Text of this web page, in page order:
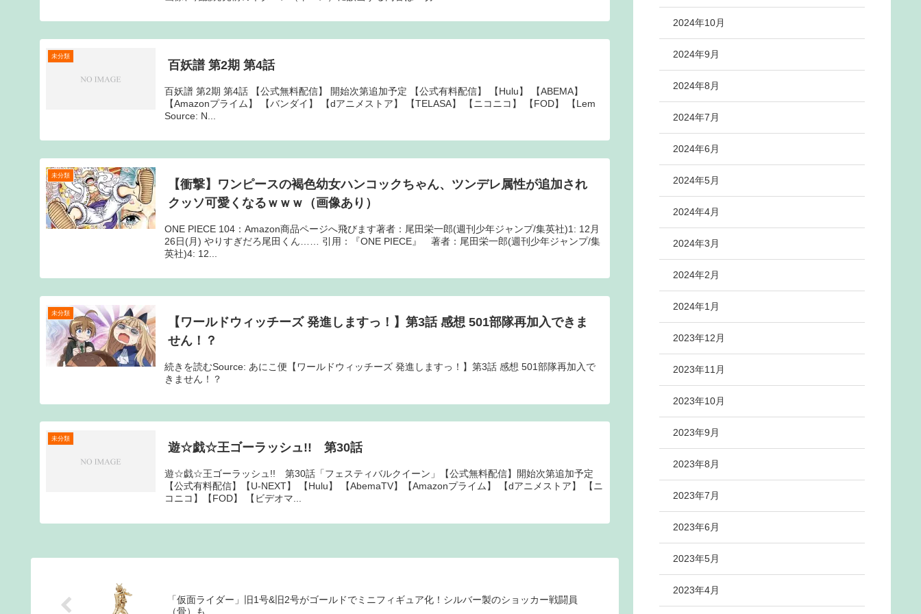
未分類
百妖譜 第2期 第4話
百妖譜 第2期 第4話 【公式無料配信】 開始次第追加予定 【公式有料配信】 【Hulu】 【ABEMA】
【Amazonプライム】 【バンダイ】 【dアニメストア】 【TELASA】 【ニコニコ】 【FOD】 【Lem
Source: N...
未分類
【衝撃】ワンピースの褐色幼女ハンコックちゃん、ツンデレ属性が追加され
クッソ可愛くなるｗｗｗ（画像あり）
ONE PIECE 104：Amazon商品ページへ飛びます著者：尾田栄一郎(週刊少年ジャンプ/集英社)1: 12月
26日(月) やりすぎだろ尾田くん…… 引用：『ONE PIECE』 著者：尾田栄一郎(週刊少年ジャンプ/集
英社)4: 12...
未分類
【ワールドウィッチーズ 発進しますっ！】第3話 感想 501部隊再加入できま
せん！？
続きを読むSource: あにこ便【ワールドウィッチーズ 発進しますっ！】第3話 感想 501部隊再加入で
きません！？
未分類
遊☆戯☆王ゴーラッシュ!! 第30話
遊☆戯☆王ゴーラッシュ!! 第30話「フェスティバルクイーン」【公式無料配信】開始次第追加予定
【公式有料配信】【U-NEXT】 【Hulu】 【AbemaTV】【Amazonプライム】 【dアニメストア】 【ニ
コニコ】【FOD】 【ビデオマ...
「仮面ライダー」旧1号&旧2号がゴールドでミニフィギュア化！シルバー製のショッカー戦闘員
（骨）も
2024年10月
2024年9月
2024年8月
2024年7月
2024年6月
2024年5月
2024年4月
2024年3月
2024年2月
2024年1月
2023年12月
2023年11月
2023年10月
2023年9月
2023年8月
2023年7月
2023年6月
2023年5月
2023年4月